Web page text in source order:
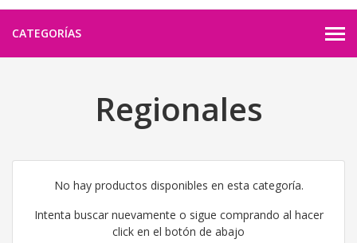
CATEGORÍAS
Regionales
No hay productos disponibles en esta categoría.
Intenta buscar nuevamente o sigue comprando al hacer
click en el botón de abajo